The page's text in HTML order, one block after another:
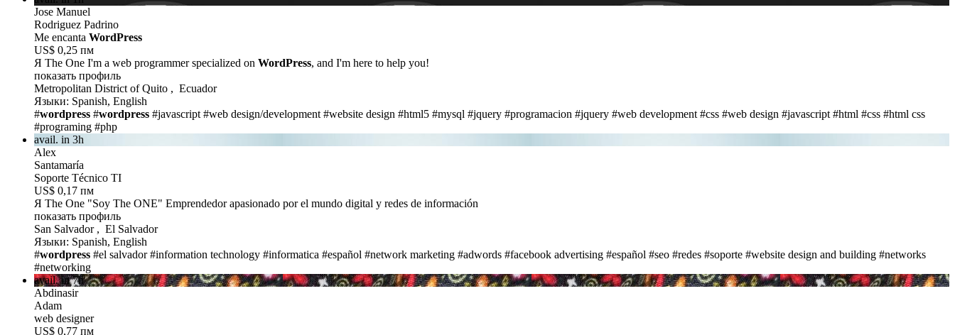
Jose Manuel
Rodriguez Padrino
Me encanta WordPress
US$ 0,25 пм
Я The One I'm a web programmer specialized on WordPress, and I'm here to help you!
показать профиль
Metropolitan District of Quito , Ecuador
Языки: Spanish, English
#wordpress #wordpress #javascript #web design/development #website design #html5 #mysql #jquery #programacion #jquery #web development #css #web design #javascript #html #css #html css
#programing #php
avail. in 3h
Alex
Santamaría
Soporte Técnico TI
US$ 0,17 пм
Я The One "Soy The ONE" Emprendedor apasionado por el mundo digital y redes de información
показать профиль
San Salvador , El Salvador
Языки: Spanish, English
#wordpress #el salvador #information technology #informatica #español #network marketing #adwords #facebook advertising #español #seo #redes #soporte #website design and building #networks
#networking
avail. in 7h
Abdinasir
Adam
web designer
US$ 0,77 пм